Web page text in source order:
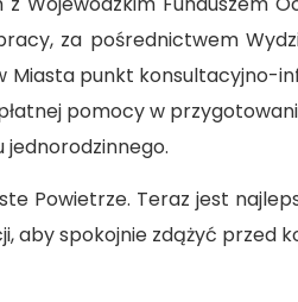
za pośrednictwem
Miasta punkt konsultacyjno-
pomocy w
jednorodzinnego.
Powietrze. Teraz jest
aby spokojnie zdążyć przed